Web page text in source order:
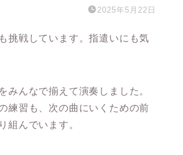
2025年5月22日
挑戦しています。指遣いにも気
んなで揃えて演奏しました。
練習も、次の曲にいくための前
組んでいます。